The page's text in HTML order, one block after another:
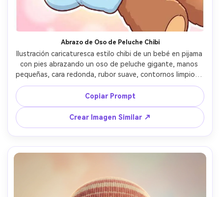
Abrazo de Oso de Peluche Chibi
Ilustración caricaturesca estilo chibi de un bebé en pijama
con pies abrazando un oso de peluche gigante, manos
pequeñas, cara redonda, rubor suave, contornos limpios y
audaces, proporciones kawaii, fondo pastel simple con
brillos y corazones, expresión adorable, diseño de
personaje de alta calidad, lente de 85mm, poca
profundidad de campo, iluminación cinematográfica suave
--ar 4:5
Copiar Prompt
Crear Imagen Similar ↗